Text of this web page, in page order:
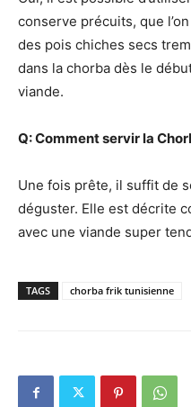
conserve précuits, que
des pois chiches secs
dans la chorba dès le
viande.
Q: Comment servir la
Une fois prête, il suffit de
déguster. Elle est décrite
avec une viande super
TAGS chorba frik tunisienne